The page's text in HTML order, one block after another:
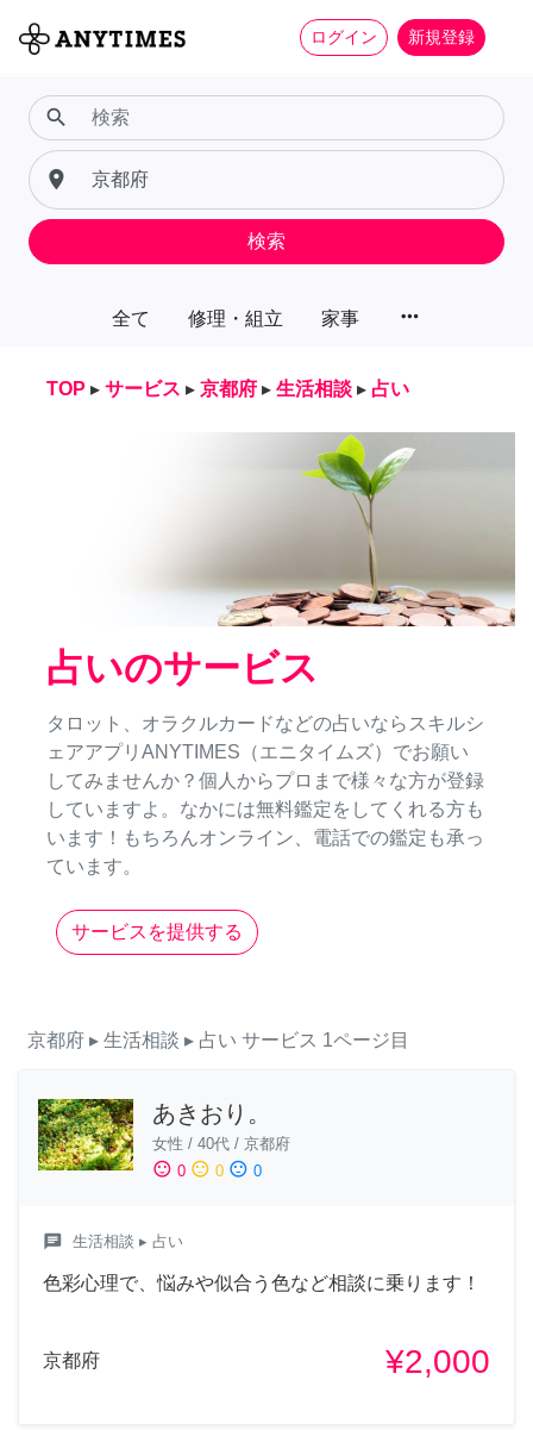
ログイン 新規登録
全て 修理・組立 家事 more_horiz
search
place
検索
TOP ▸ サービス ▸ 京都府 ▸ 生活相談 ▸ 占い
占いのサービス
タロット、オラクルカードなどの占いならスキルシ
ェアアプリANYTIMES（エニタイムズ）でお願い
してみませんか？個人からプロまで様々な方が登録
していますよ。なかには無料鑑定をしてくれる方も
います！もちろんオンライン、電話での鑑定も承っ
ています。
サービスを提供する
京都府 ▸ 生活相談 ▸ 占い サービス 1ページ目
あきおり。
女性 / 40代 / 京都府
sentiment_satisfied 0 sentiment_neutral 0 sentiment_dissatisfied 0
chat 生活相談 ▸ 占い
色彩心理で、悩みや似合う色など相談に乗ります！
京都府 ¥2,000